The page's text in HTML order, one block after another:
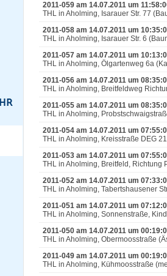
2011-059 am 14.07.2011 um
THL in Aholming, Isarauer Str. 77
2011-058 am 14.07.2011 um
THL in Aholming, Isarauer Str. 6
2011-057 am 14.07.2011 um
THL in Aholming, Ölgartenweg 6a
2011-056 am 14.07.2011 um
THL in Aholming, Breitfeldweg
2011-055 am 14.07.2011 um
THL in Aholming,
2011-054 am 14.07.2011 um
THL in Aholming, Kreisstraße DEG
2011-053 am 14.07.2011 um
THL in Aholming, Breitfeld, Richtung
2011-052 am 14.07.2011 um
THL in Aholming, Tabertshausener
2011-051 am 14.07.2011 um
THL in Aholming, Sonnenstraße,
2011-050 am 14.07.2011 um
THL in Aholming, Obermoosstraße
2011-049 am 14.07.2011 um
THL in Aholming, Kühmoosstraße